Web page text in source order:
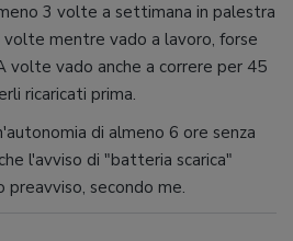
3 volte a settimana in palestra
volte mentre vado a lavoro, forse
volte vado anche a correre per 45
ricaricati prima.
di almeno 6 ore senza
l'avviso di "batteria scarica"
secondo me.